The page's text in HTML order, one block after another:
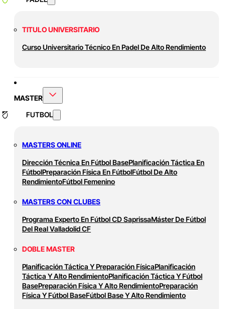
TITULO UNIVERSITARIO
Curso Universitario Técnico En Padel De Alto Rendimiento
MASTER
FUTBOL
MASTERS ONLINE
Dirección Técnica En Fútbol BasePlanificación Táctica En
FútbolPreparación Física En FútbolFútbol De Alto
RendimientoFútbol Femenino
MASTERS CON CLUBES
Programa Experto En Fútbol CD SaprissaMáster De Fútbol
Del Real Valladolid CF
DOBLE MASTER
Planificación Táctica Y Preparación FísicaPlanificación
Táctica Y Alto RendimientoPlanificación Táctica Y Fútbol
BasePreparación Física Y Alto RendimientoPreparación
Física Y Fútbol BaseFútbol Base Y Alto Rendimiento